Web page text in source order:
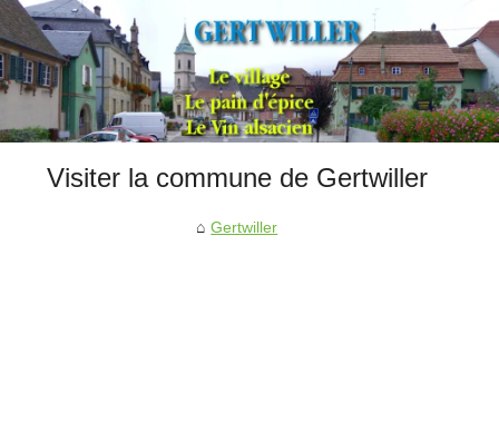
Visiter la commune de Gertwiller
Gertwiller